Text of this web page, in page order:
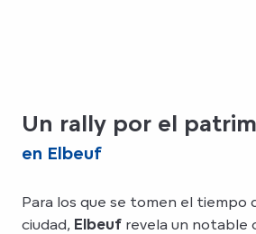
Un rally por el
en Elbeuf
Para los que se tomen el tiempo
ciudad, Elbeuf revela un notable